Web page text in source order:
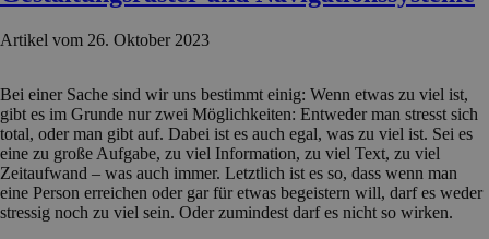
Artikel vom 26. Oktober 2023
Bei einer Sache sind wir uns bestimmt einig: Wenn etwas zu viel ist,
gibt es im Grunde nur zwei Möglichkeiten: Entweder man stresst sich
total, oder man gibt auf. Dabei ist es auch egal, was zu viel ist. Sei es
eine zu große Aufgabe, zu viel Information, zu viel Text, zu viel
Zeitaufwand – was auch immer. Letztlich ist es so, dass wenn man
eine Person erreichen oder gar für etwas begeistern will, darf es weder
stressig noch zu viel sein. Oder zumindest darf es nicht so wirken.